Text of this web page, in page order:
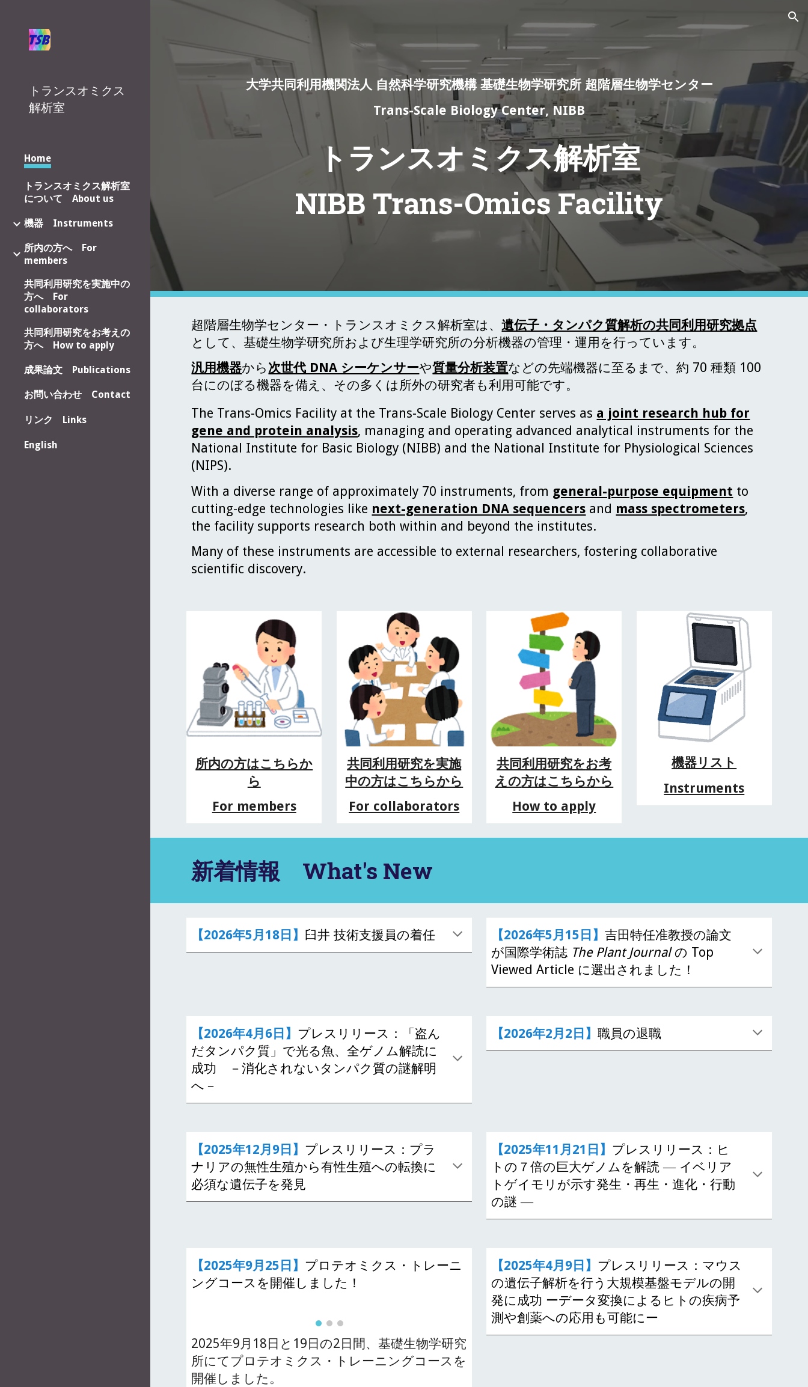
Skip to navigation
トランスオミクス
解析室
Home
トランスオミクス解析室
について About us
機器 Instruments
所内の方へ For
members
共同利用研究を実施中の
方へ For
collaborators
共同利用研究をお考えの
方へ How to apply
成果論文 Publications
お問い合わせ Contact
リンク Links
English
大学共同利用機関法人 自然科学研究機構 基礎生物学研究所 超階層生物学センター
Trans-Scale Biology Center, NIBB
トランスオミクス解析室
NIBB Trans-Omics Facility
超階層生物学センター・トランスオミクス解析室は、遺伝子・タンパク質解析の共同利用研究拠点
として、基礎生物学研究所および生理学研究所の分析機器の管理・運用を行っています。
汎用機器から 次世代 DNA シーケンサーや質量分析装置などの先端機器に至るまで、約 70 種類 100
台にのぼる機器を備え、その多くは所外の研究者も利用可能です。
The Trans-Omics Facility at the Trans-Scale Biology Center serves as a joint research hub for
gene and protein analysis, managing and operating advanced analytical instruments for the
National Institute for Basic Biology (NIBB) and the National Institute for Physiological Sciences
(NIPS).
With a diverse range of approximately 70 instruments, from general-purpose equipment to
cutting-edge technologies like next-generation DNA sequencers and mass spectrometers,
the facility supports research both within and beyond the institutes.
Many of these instruments are accessible to external researchers, fostering collaborative
scientific discovery.
所内の方はこちらか
ら
For members
共同利用研究を実施
中の方はこちらから
For collaborators
共同利用研究をお考
えの方はこちらから
How to apply
機器リスト
Instruments
新着情報 What's New
【2026年5月18日】 臼井 技術支援員の着任 【2026年5月15日】吉田特任准教授の論文
が国際学術誌 The Plant Journalの Top
Viewed Article に選出されました！
【2026年4月6日】 プレスリリース：「盗ん
だタンパク質」で光る魚、全ゲノム解読に
成功 －消化されないタンパク質の謎解明
へ－
【2026年2月2日】職員の退職
【2025年12月9日】 プレスリリース：プラ
ナリアの無性生殖から有性生殖への転換に
必須な遺伝子を発見
【2025年11 月 21 日】 プレスリリース： ヒ
トの７倍の巨大ゲノムを解読 ― イベリア
トゲイモリが示す発生・再生・進化・行動
の謎 ―
【2025年9月25日】 プロテオミクス・トレーニ
ングコースを開催しました！
2025年9月18日と19日の2日間、基礎生物学研究
所にてプロテオミクス・トレーニングコースを
開催しました。
【2025年4月9日】 プレスリリース：マウス
の遺伝子解析を行う大規模基盤モデルの開
発に成功 ーデータ変換によるヒトの疾病予
測や創薬への応用も可能にー